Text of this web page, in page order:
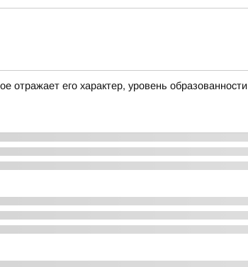
отражает его характер, уровень